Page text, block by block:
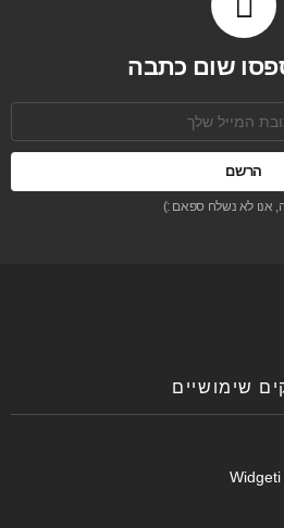
שום כתבה
אנו לא נשלח ספאם :)
שימושיים